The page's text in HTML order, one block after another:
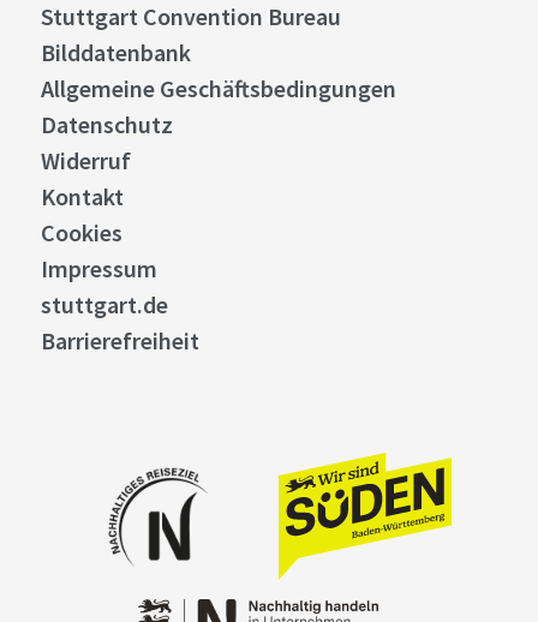
Stuttgart Convention Bureau
Bilddatenbank
Allgemeine Geschäftsbedingungen
Datenschutz
Widerruf
Kontakt
Cookies
Impressum
stuttgart.de
Barrierefreiheit